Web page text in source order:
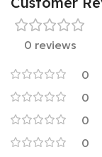
0 reviews
0
0
0
0